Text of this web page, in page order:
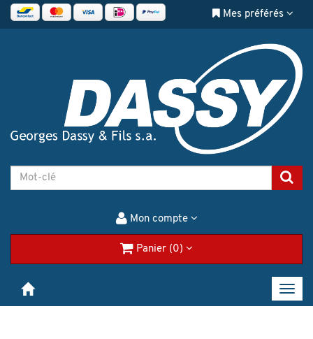
Mes préférés
Mon compte
Panier (0)